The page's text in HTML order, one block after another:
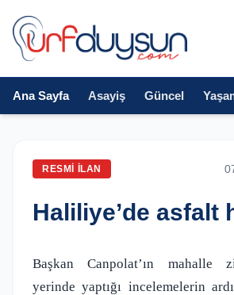
Ana Sayfa Asayiş Güncel
RESMI İLAN
Haliliye’de asfalt
Başkan Canpolat’ın mahalle
yerinde yaptığı incelemelerin